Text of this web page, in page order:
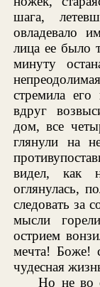
шага,
овладевало
лица ее было
минуту
стремила
вдруг
дом, все
глянули на
видел, как
оглянулась,
следовать за
мысли
острием
мечта! Боже!
чудесная
Но не во